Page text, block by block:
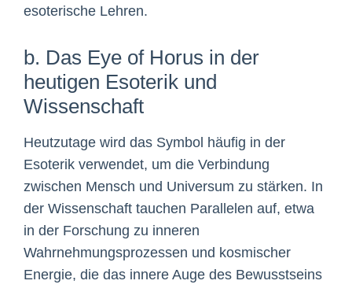
esoterische Lehren.
b. Das Eye of Horus in der
heutigen Esoterik und
Wissenschaft
Heutzutage wird das Symbol häufig in der
Esoterik verwendet, um die Verbindung
zwischen Mensch und Universum zu stärken. In
der Wissenschaft tauchen Parallelen auf, etwa
in der Forschung zu inneren
Wahrnehmungsprozessen und kosmischer
Energie, die das innere Auge des Bewusstseins